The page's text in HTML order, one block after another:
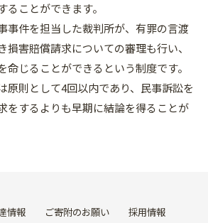
ことができます。
事件を担当した裁判所が、有罪の言渡
損害賠償請求についての審理も行い、
命じることができるという制度です。
原則として4回以内であり、民事訴訟を
をするよりも早期に結論を得ることが
情報 ご寄附のお願い 採用情報